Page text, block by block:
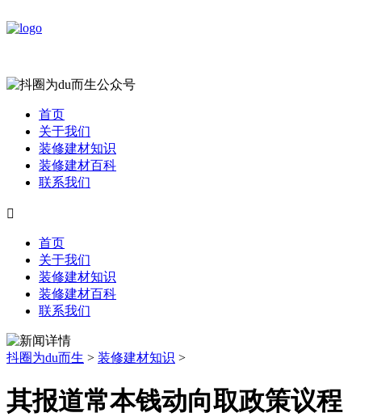
首页
关于我们
装修建材知识
装修建材百科
联系我们

首页
关于我们
装修建材知识
装修建材百科
联系我们
抖圈为du而生 > 装修建材知识 >
其报道常本钱动向取政策议程